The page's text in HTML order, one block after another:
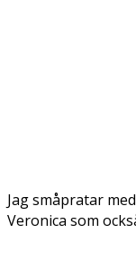
Jag småpratar
Veronica som